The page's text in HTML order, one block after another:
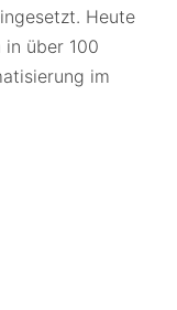
Heute
in über 100
im